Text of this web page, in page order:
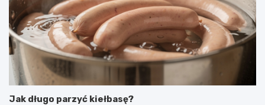
Jak długo parzyć kiełbasę?